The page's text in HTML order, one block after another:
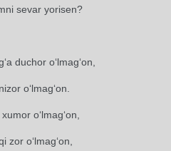
sevar yorisen?
duchor o‘lmag‘on,
o‘lmag‘on.
o‘lmag‘on,
zor o‘lmag‘on,